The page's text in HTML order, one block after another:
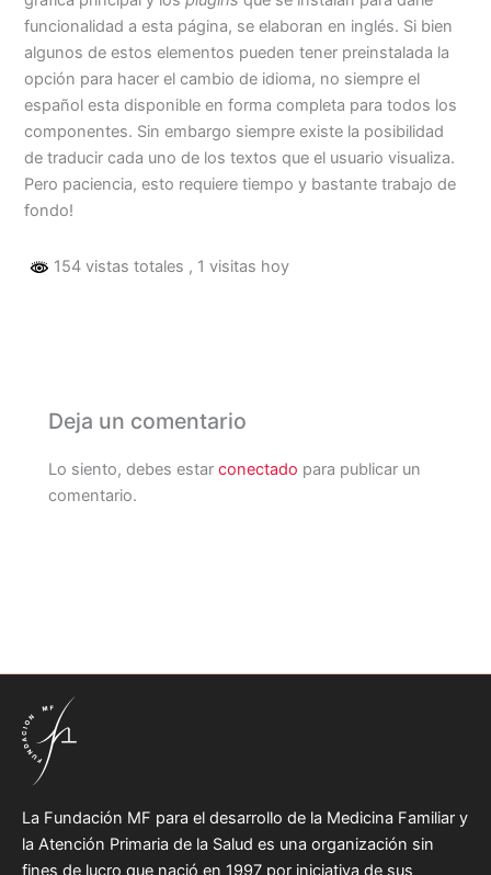
e
b
o
i
l
t
s
A
y
L
i
n
t
p
a
r
r
funcionalidad a esta página, se elaboran en inglés. Si bien
algunos de estos elementos pueden tener preinstalada la
opción para hacer el cambio de idioma, no siempre el
español esta disponible en forma completa para todos los
componentes. Sin embargo siempre existe la posibilidad
de traducir cada uno de los textos que el usuario visualiza.
Pero paciencia, esto requiere tiempo y bastante trabajo de
fondo!
154 vistas totales , 1 visitas hoy
Deja un comentario
Lo siento, debes estarconectado para publicar un
comentario.
La Fundación MF para el desarrollo de la Medicina Familiar y
la Atención Primaria de la Salud es una organización sin
fines de lucro que nació en 1997 por iniciativa de sus